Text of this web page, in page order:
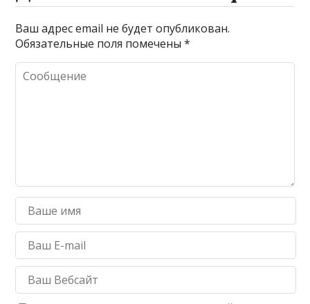
Ваш адрес email не будет опубликован.
Обязательные поля помечены*